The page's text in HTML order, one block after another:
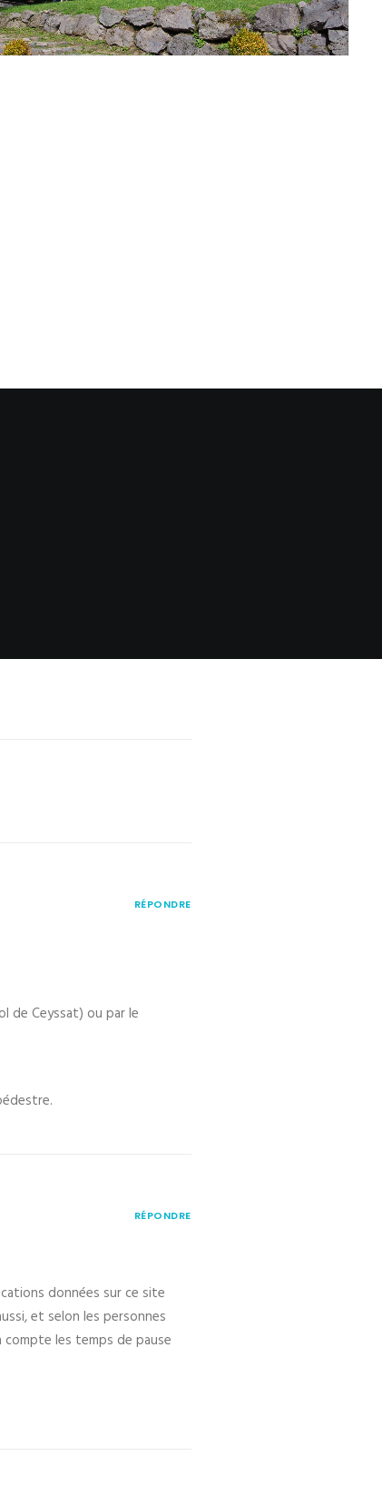
de Ceyssat) ou par le
RÉPONDRE
données sur ce site
et selon les personnes
compte les temps de pause
RÉPONDRE